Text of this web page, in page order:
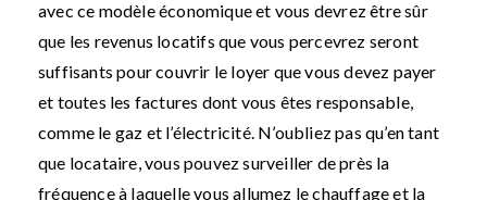
avec ce modèle économique et vous devrez être sûr
que les revenus locatifs que vous percevrez seront
suffisants pour couvrir le loyer que vous devez payer
et toutes les factures dont vous êtes responsable,
comme le gaz et l’électricité. N’oubliez pas qu’en tant
que locataire, vous pouvez surveiller de près la
fréquence à laquelle vous allumez le chauffage et la